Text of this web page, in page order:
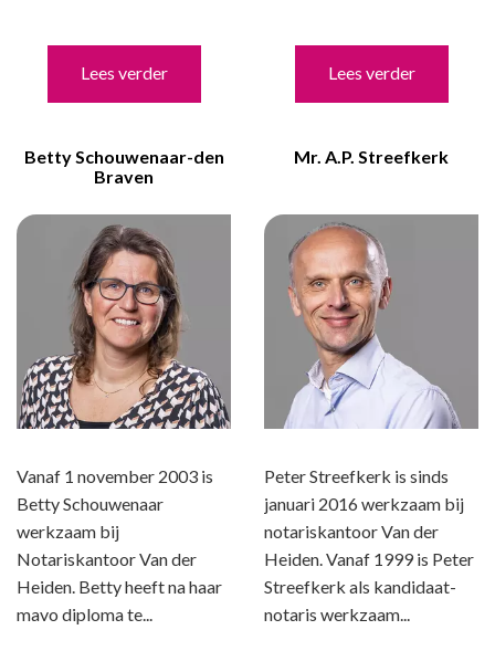
Lees verder Lees verder
Betty Schouwenaar-den
Braven
Vanaf 1 november 2003 is
Betty Schouwenaar
werkzaam bij
Notariskantoor Van der
Heiden. Betty heeft na haar
mavo diploma te...
Mr. A.P. Streefkerk
Peter Streefkerk is sinds
januari 2016 werkzaam bij
notariskantoor Van der
Heiden. Vanaf 1999 is Peter
Streefkerk als kandidaat-
notaris werkzaam...